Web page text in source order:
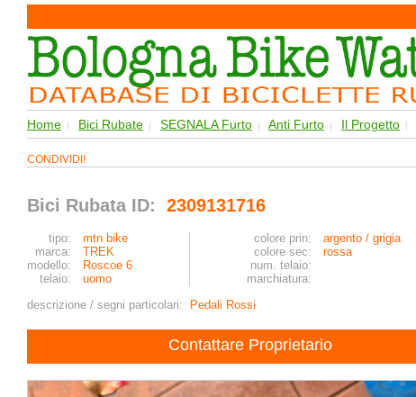
Home | Bici Rubate | SEGNALA Furto | Anti Furto | Il Progetto |
CONDIVIDI!
Bici Rubata ID: 2309131716
tipo: mtn bike colore prin: argento / grigia
marca:
TREK colore sec: rossa
modello:
Roscoe 6 num. telaio:
telaio:
uomo
marchiatura:
descrizione / segni particolari:
Pedali Rossi
Contattare Proprietario